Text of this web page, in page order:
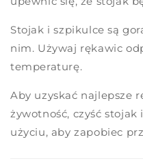
Stojak i szpikulce są
nim. Używaj rękawic
temperaturę.
Aby uzyskać najlepsze
żywotność, czyść
użyciu, aby zapobiec